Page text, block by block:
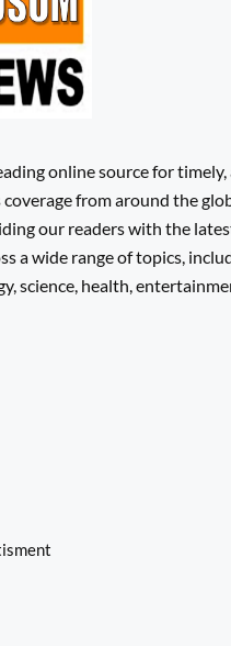
online source for timely,
from around the
our readers with the
a wide range of topics,
science, health,